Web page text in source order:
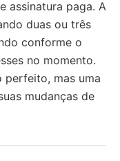
assinatura paga. A
duas ou três
conforme o
no momento.
perfeito, mas uma
mudanças de